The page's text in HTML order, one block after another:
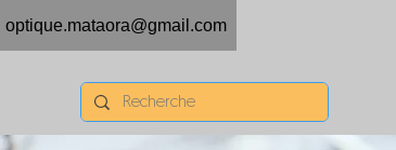
optique.mataora@gmail.com